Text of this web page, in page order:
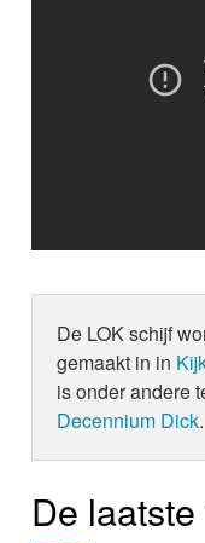
De LOK schijf
gemaakt in in
is onder andere
Decennium Dick.
De